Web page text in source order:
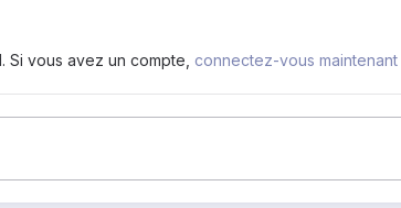
vous avez un compte, connectez-vous maintenant